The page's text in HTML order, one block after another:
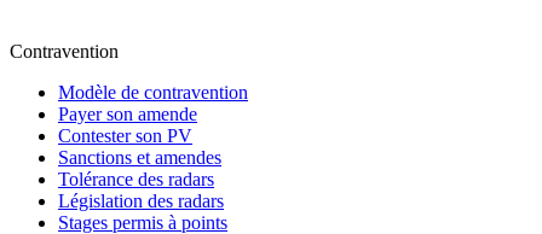
Contravention
Modèle de contravention
Payer son amende
Contester son PV
Sanctions et amendes
Tolérance des radars
Législation des radars
Stages permis à points